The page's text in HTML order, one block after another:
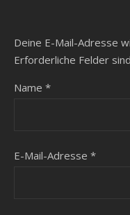
Deine E-Mail-Adresse
Erforderliche Felder
Name *
E-Mail-Adresse *